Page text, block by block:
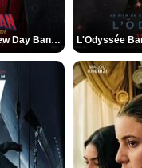
Spider-Man: Brand New Day Bande-annonce VO STFR